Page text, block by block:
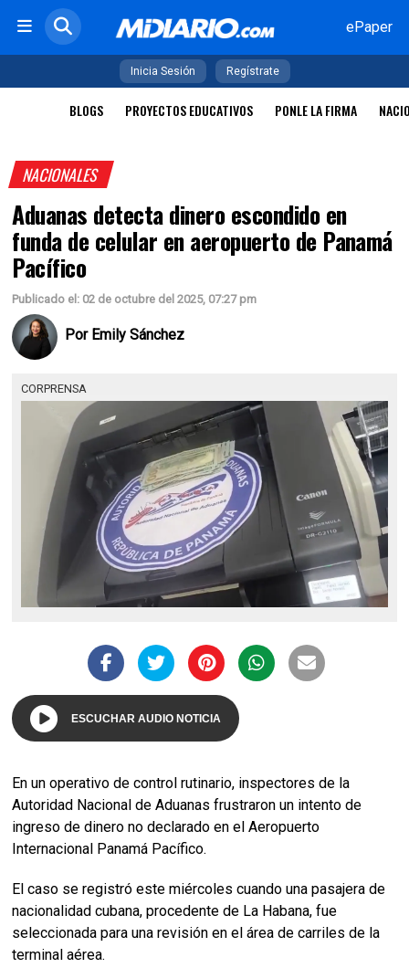
ePaper
Inicia Sesión Regístrate
BLOGS PROYECTOS EDUCATIVOS PONLE LA FIRMA
NACIONALES
Aduanas detecta dinero escondido en
funda de celular en aeropuerto de Panamá
Pacífico
Publicado el: 02 de octubre del 2025, 07:27 pm
Por Emily Sánchez
CORPRENSA
ESCUCHAR AUDIO NOTICIA
En un operativo de control rutinario, inspectores de la
Autoridad Nacional de Aduanas frustraron un intento de
ingreso de dinero no declarado en el Aeropuerto
Internacional Panamá Pacífico.
El caso se registró este miércoles cuando una pasajera de
nacionalidad cubana, procedente de La Habana, fue
seleccionada para una revisión en el área de carriles de la
terminal aérea.